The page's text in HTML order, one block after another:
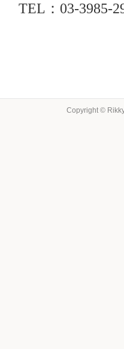
TEL：03-3985-
Copyright ©